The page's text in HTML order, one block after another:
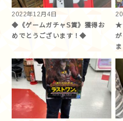
2022年12月4日
◆《ゲームガチャS賞》獲得お
めでとうございます！◆